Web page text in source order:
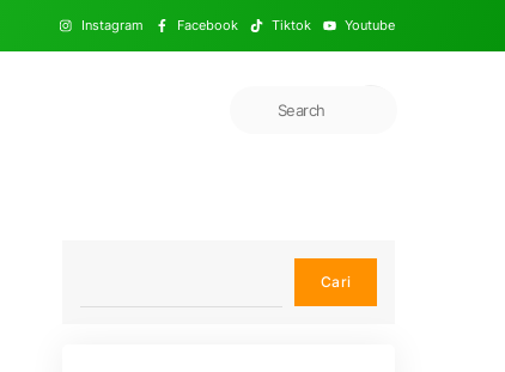
Instagram Facebook Tiktok Youtube
Cari